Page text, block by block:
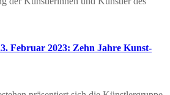
Febru­ar 2023: Zehn Jah­re Kunst­